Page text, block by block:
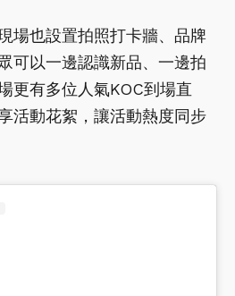
場也設置拍照打卡牆、品牌
可以一邊認識新品、一邊拍
更有多位人氣KOC到場直
活動花絮，讓活動熱度同步